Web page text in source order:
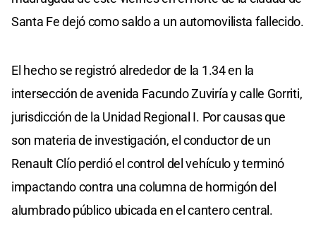
Santa Fe dejó como saldo a un automovilista fallecido.
El hecho se registró alrededor de la 1.34 en la
intersección de avenida Facundo Zuviría y calle Gorriti,
jurisdicción de la Unidad Regional I. Por causas que
son materia de investigación, el conductor de un
Renault Clío perdió el control del vehículo y terminó
impactando contra una columna de hormigón del
alumbrado público ubicada en el cantero central.